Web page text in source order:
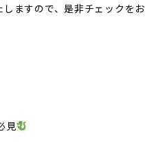
ますので、是非チェックをお
見